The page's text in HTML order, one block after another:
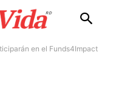
en el Funds4Impact